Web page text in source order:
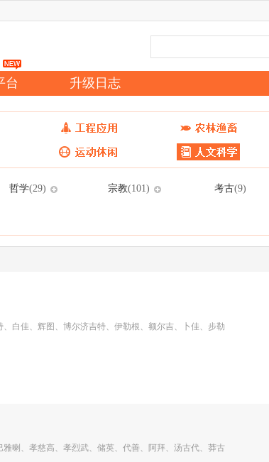
台 升级日志
哲学(29) 宗教(101) 考古(9)
白佳、辉图、博尔济吉特、伊勒根、额尔吉、卜佳、步勒
喇、孝慈高、孝烈武、储英、代善、阿拜、汤古代、莽古